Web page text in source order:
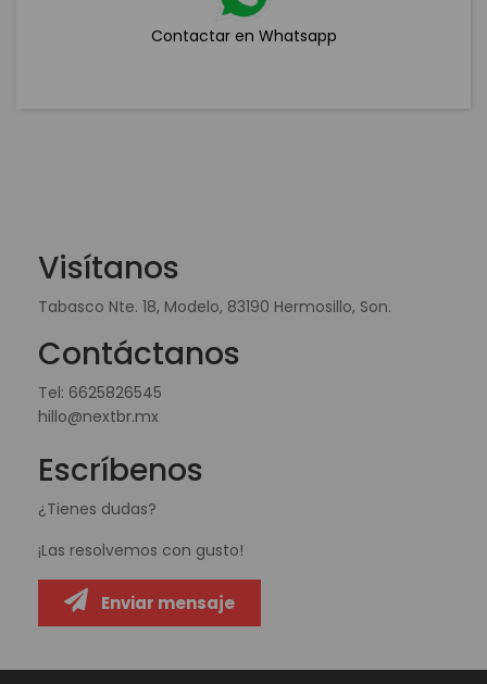
Contactar en Whatsapp
Visítanos
Tabasco Nte. 18, Modelo, 83190 Hermosillo, Son.
Contáctanos
Tel: 6625826545
hillo@nextbr.mx
Escríbenos
¿Tienes dudas?
¡Las resolvemos con gusto!
Enviar mensaje